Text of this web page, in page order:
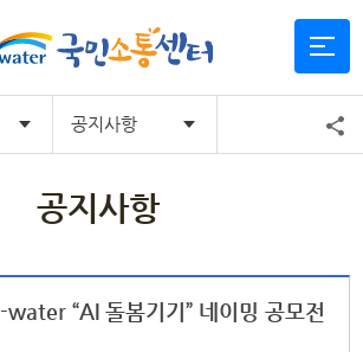
공지사항
공지사항
“AI 돌봄기기” 네이밍 공모전